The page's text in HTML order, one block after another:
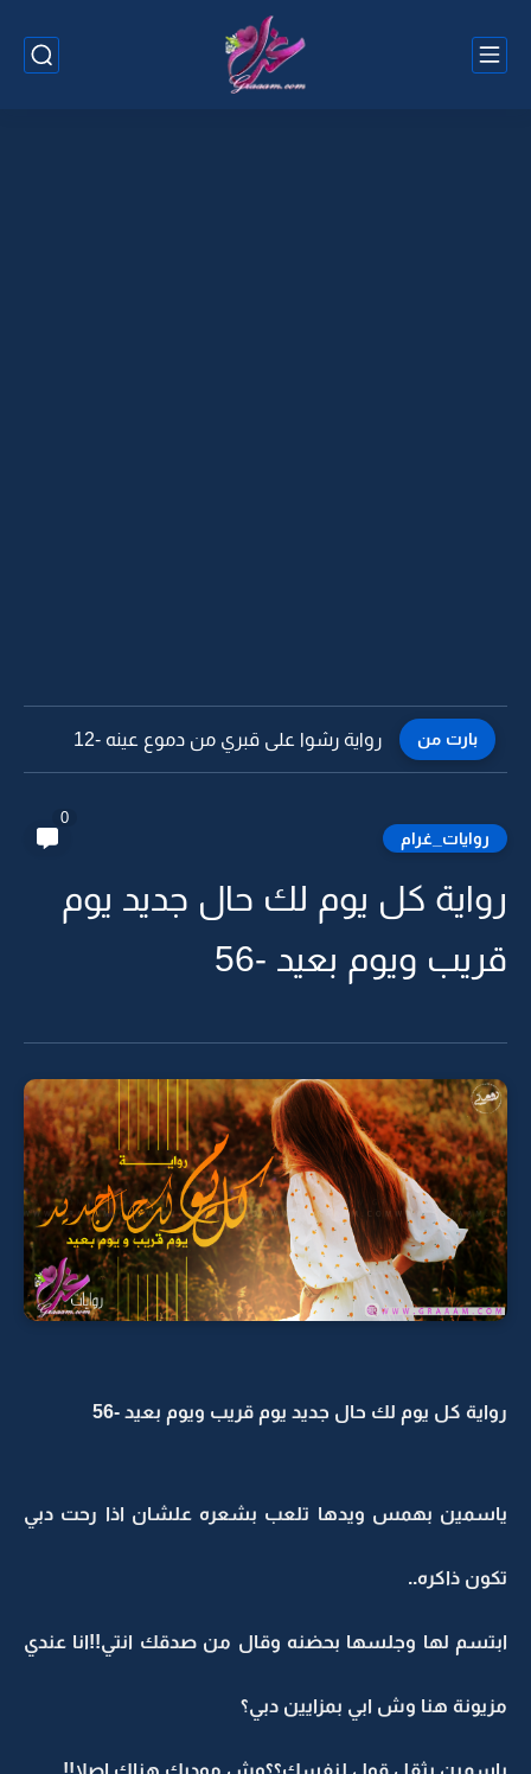
بارت من رواية رشوا على قبري من دموع عينه -11
روايات_غرام
0
رواية كل يوم لك حال جديد يوم
قريب ويوم بعيد -56
رواية كل يوم لك حال جديد يوم قريب ويوم بعيد -56
ياسمين بهمس ويدها تلعب بشعره علشان اذا رحت دبي
تكون ذاكره..
ابتسم لها وجلسها بحضنه وقال من صدقك انتي!!انا عندي
مزيونة هنا وش ابي بمزايين دبي؟
ياسمين بثقل قول لنفسك؟؟وش موديك هناك اصلا!!